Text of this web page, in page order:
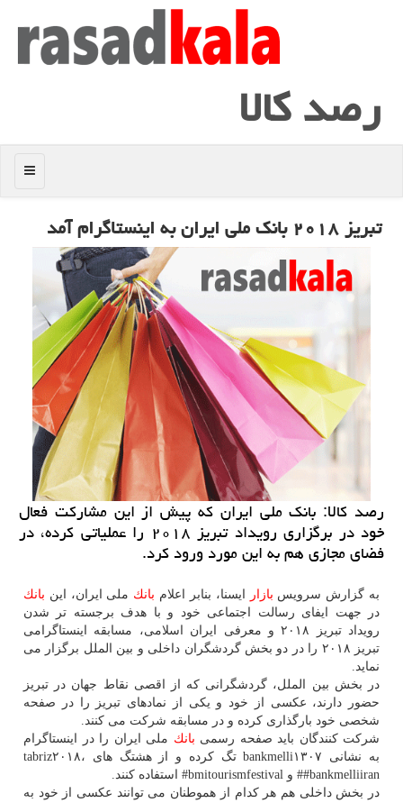
رصد كالا
منو
تبریز ۲۰۱۸ بانك ملی ایران به اینستاگرام آمد
رصد كالا: بانك ملی ایران كه پیش از این مشاركت فعال
خود در برگزاری رویداد تبریز ۲۰۱۸ را عملیاتی كرده، در
فضای مجازی هم به این مورد ورود كرد.
به گزارش سرویس بازار ایسنا، بنابر اعلام بانك ملی ایران، این بانك
در جهت ایفای رسالت اجتماعی خود و با هدف برجسته تر شدن
رویداد تبریز ۲۰۱۸ و معرفی ایران اسلامی، مسابقه اینستاگرامی
تبریز ۲۰۱۸ را در دو بخش گردشگران داخلی و بین الملل برگزار می
نماید.
در بخش بین الملل، گردشگرانی كه از اقصی نقاط جهان در تبریز
حضور دارند، عكسی از خود و یكی از نمادهای تبریز را در صفحه
شخصی خود بارگذاری كرده و در مسابقه شركت می كنند.
شركت كنندگان باید صفحه رسمی بانك ملی ایران را در اینستاگرام
به نشانی bankmelli۱۳۰۷ تگ كرده و از هشتگ های tabriz۲۰۱۸،
#bankmelliiran# و bmitourismfestival# استفاده كنند.
در بخش داخلی هم هر كدام از هموطنان می توانند عكسی از خود به